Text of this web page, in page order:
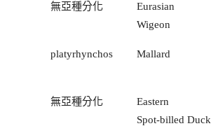
無亞種分化
Eurasian
Wigeon
platyrhynchos Mallard
無亞種分化
Eastern
Spot-billed Duck